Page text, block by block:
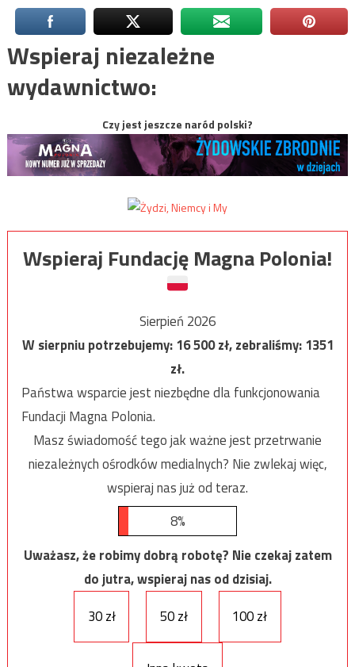
Wspieraj niezależne
wydawnictwo:
Czy jest jeszcze naród polski?
Wspieraj Fundację Magna Polonia!
Sierpień 2026
W sierpniu potrzebujemy:16 500zł, zebraliśmy:1351
zł.
Państwa wsparcie jest niezbędne dla funkcjonowania
Fundacji Magna Polonia.
Masz świadomość tego jak ważne jest przetrwanie
niezależnych ośrodków medialnych? Nie zwlekaj więc,
wspieraj nas już od teraz.
8%
Uważasz, że robimy dobrą robotę? Nie czekaj zatem
do jutra, wspieraj nas od dzisiaj.
30 zł
50 zł 100 zł